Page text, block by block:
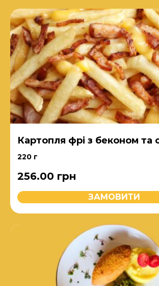
Картопля фрі з беконом та
220 г
256.00 грн
ЗАМОВИТИ